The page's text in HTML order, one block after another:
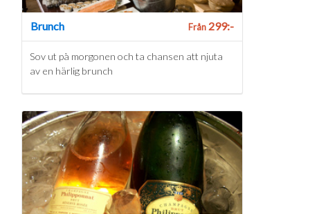
Brunch Från299:-
Sov ut på morgonen och ta chansen att njuta
av en härlig brunch